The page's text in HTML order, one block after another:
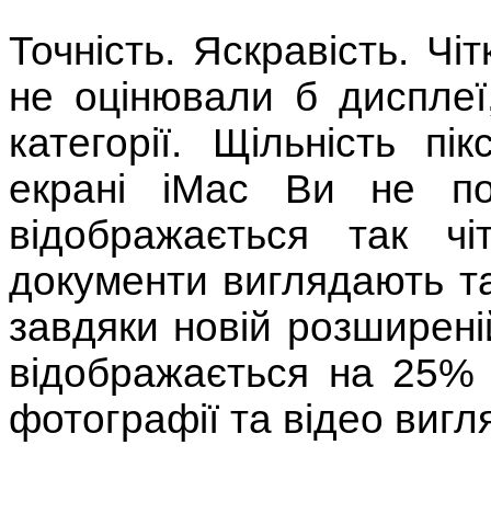
Точність. Яскравість.
не оцінювали б
категорії. Щільність
екрані iMac Ви не
відображається так
документи виглядають
завдяки новій
відображається на
фотографії та відео